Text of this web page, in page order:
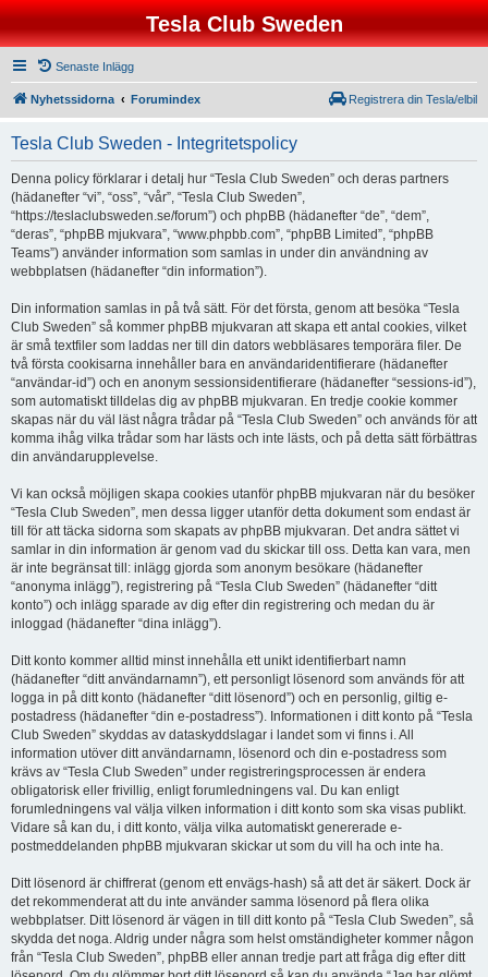
Tesla Club Sweden
Senaste Inlägg
Nyhetssidorna Forumindex Registrera din Tesla/elbil
Tesla Club Sweden - Integritetspolicy
Denna policy förklarar i detalj hur “Tesla Club Sweden” och deras partners
(hädanefter “vi”, “oss”, “vår”, “Tesla Club Sweden”,
“https://teslaclubsweden.se/forum”) och phpBB (hädanefter “de”, “dem”,
“deras”, “phpBB mjukvara”, “www.phpbb.com”, “phpBB Limited”, “phpBB
Teams”) använder information som samlas in under din användning av
webbplatsen (hädanefter “din information”).
Din information samlas in på två sätt. För det första, genom att besöka “Tesla
Club Sweden” så kommer phpBB mjukvaran att skapa ett antal cookies, vilket
är små textfiler som laddas ner till din dators webbläsares temporära filer. De
två första cookisarna innehåller bara en användaridentifierare (hädanefter
“användar-id”) och en anonym sessionsidentifierare (hädanefter “sessions-id”),
som automatiskt tilldelas dig av phpBB mjukvaran. En tredje cookie kommer
skapas när du väl läst några trådar på “Tesla Club Sweden” och används för att
komma ihåg vilka trådar som har lästs och inte lästs, och på detta sätt förbättras
din användarupplevelse.
Vi kan också möjligen skapa cookies utanför phpBB mjukvaran när du besöker
“Tesla Club Sweden”, men dessa ligger utanför detta dokument som endast är
till för att täcka sidorna som skapats av phpBB mjukvaran. Det andra sättet vi
samlar in din information är genom vad du skickar till oss. Detta kan vara, men
är inte begränsat till: inlägg gjorda som anonym besökare (hädanefter
“anonyma inlägg”), registrering på “Tesla Club Sweden” (hädanefter “ditt
konto”) och inlägg sparade av dig efter din registrering och medan du är
inloggad (hädanefter “dina inlägg”).
Ditt konto kommer alltid minst innehålla ett unikt identifierbart namn
(hädanefter “ditt användarnamn”), ett personligt lösenord som används för att
logga in på ditt konto (hädanefter “ditt lösenord”) och en personlig, giltig e-
postadress (hädanefter “din e-postadress”). Informationen i ditt konto på “Tesla
Club Sweden” skyddas av dataskyddslagar i landet som vi finns i. All
information utöver ditt användarnamn, lösenord och din e-postadress som
krävs av “Tesla Club Sweden” under registreringsprocessen är endera
obligatorisk eller frivillig, enligt forumledningens val. Du kan enligt
forumledningens val välja vilken information i ditt konto som ska visas publikt.
Vidare så kan du, i ditt konto, välja vilka automatiskt genererade e-
postmeddelanden phpBB mjukvaran skickar ut som du vill ha och inte ha.
Ditt lösenord är chiffrerat (genom ett envägs-hash) så att det är säkert. Dock är
det rekommenderat att du inte använder samma lösenord på flera olika
webbplatser. Ditt lösenord är vägen in till ditt konto på “Tesla Club Sweden”, så
skydda det noga. Aldrig under några som helst omständigheter kommer någon
från “Tesla Club Sweden”, phpBB eller annan tredje part att fråga dig efter ditt